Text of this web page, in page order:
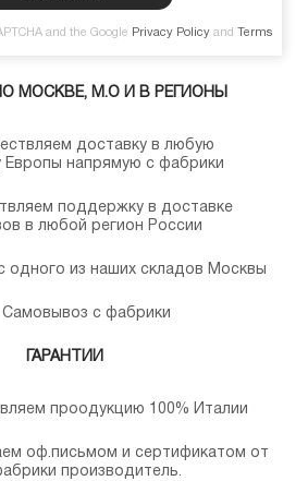
and the Google Privacy Policy and
Terms
МОСКВЕ, М.О И В РЕГИОНЫ
доставку в любую
Европы напрямую с фабрики
поддержку в доставке
в любой регион России
одного из наших складов Москвы
Самовывоз с фабрики
ГАРАНТИИ
проодукцию 100% Италии
оф.письмом и сертификатом от
производитель.